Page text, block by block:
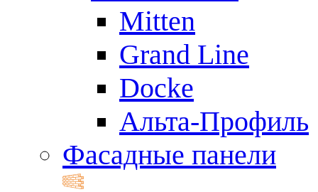
Mitten
Grand Line
Docke
Альта-Профиль
Фасадные панели